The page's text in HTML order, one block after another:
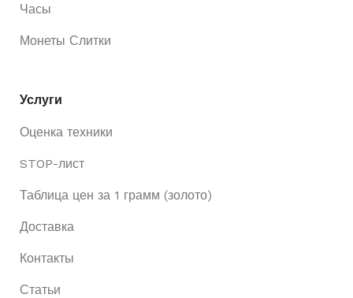
Часы
Монеты Слитки
Услуги
Оценка техники
STOP-лист
Таблица цен за 1 грамм (золото)
Доставка
Контакты
Статьи